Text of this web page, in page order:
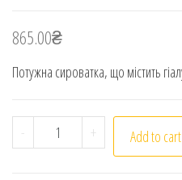
865.00₴
Потужна сироватка, що містить
- Axiology. Сироватка з
+ Add to cart